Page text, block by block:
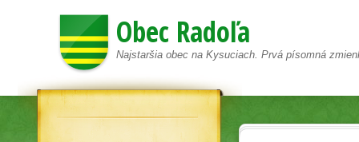
Obec Radoľa
Najstaršia obec na Kysuciach. Prvá písomná